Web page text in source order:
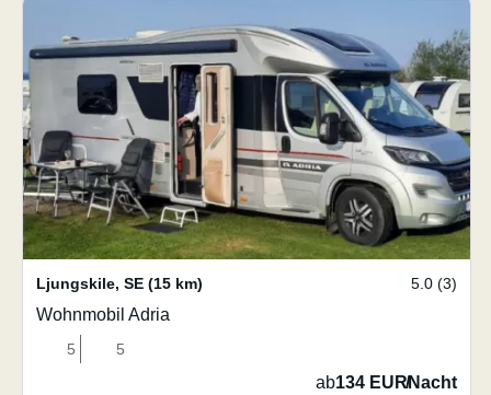
Ljungskile, SE (15 km) 5.0 (3)
Wohnmobil Adria
5 5
ab134 EUR/Nacht